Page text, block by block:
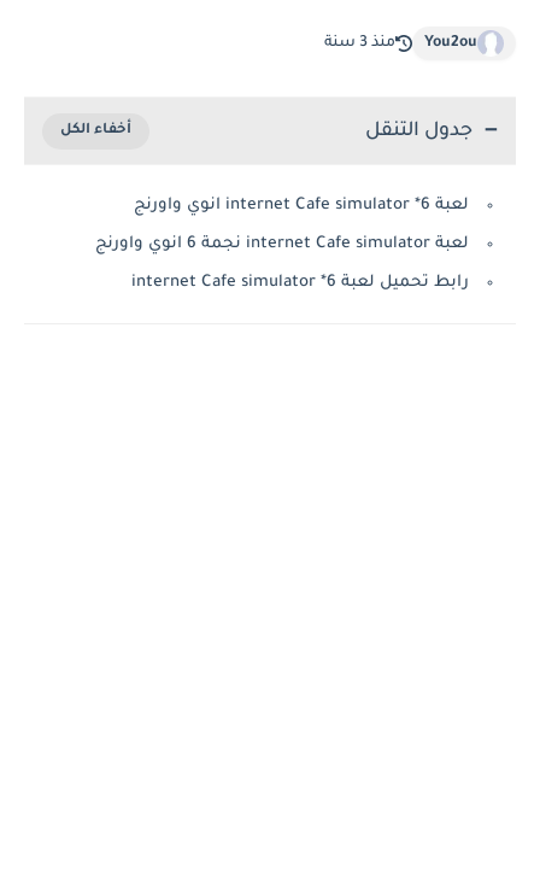
You2ou منذ 3 سنة
جدول التنقل
لعبة internet Cafe simulator *6 انوي واورنج
لعبة internet Cafe simulator نجمة 6 انوي واورنج
رابط تحميل لعبة internet Cafe simulator *6